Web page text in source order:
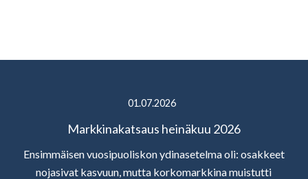
01.07.2026
Markkinakatsaus heinäkuu 2026
Ensimmäisen vuosipuoliskon ydinasetelma oli: osakkeet
nojasivat kasvuun, mutta korkomarkkina muistutti